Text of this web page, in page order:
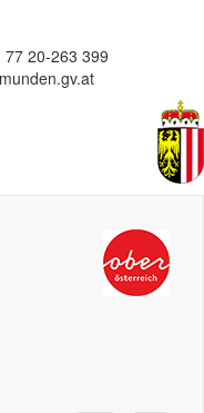
77 20-263 399